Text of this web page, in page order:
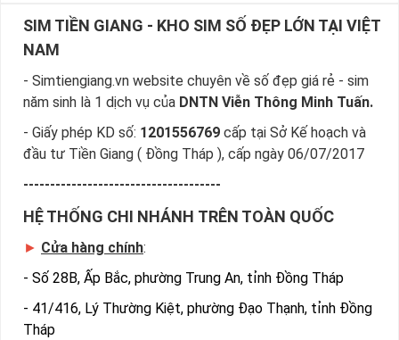
SIM TIỀN GIANG - KHO SIM SỐ ĐẸP LỚN TẠI VIỆT
NAM
- Simtiengiang.vn website chuyên về số đẹp giá rẻ - sim
năm sinh là 1 dịch vụ của DNTN Viễn Thông Minh Tuấn.
- Giấy phép KD số: 1201556769 cấp tại Sở Kế hoạch và
đầu tư Tiền Giang ( Đồng Tháp ), cấp ngày 06/07/2017
-------------------------------------
HỆ THỐNG CHI NHÁNH TRÊN TOÀN QUỐC
► Cửa hàng chính:
- Số 28B, Ấp Bắc, phường Trung An, tỉnh Đồng Tháp
- 41/416, Lý Thường Kiệt, phường Đạo Thạnh, tỉnh Đồng
Tháp